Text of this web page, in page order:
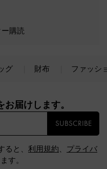
購読
グ 財布 ファッシ
届けします。​
SUBSCRIBE
と、 利用規約、 プライバ
す。